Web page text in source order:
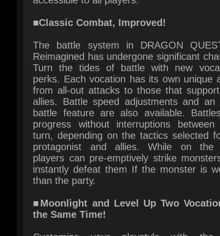
The battle system in DRAGON
Reimagined has undergone significant
Turn the tides of battle with new
perks. Each vocation has its own unique
from all-out attacks to those that support
allies. Battle speed adjustments and an
battle feature are also available.
progress without interruptions between
turn, depending on the tactics selected
protagonist and allies. While on the
players can pre-emptively strike
instantly defeat them If the monster is
than the party.
■Moonlight and Level Up Two
the Same Time!
Moonlighting mechanic. Having two
assigned at once provides access to the